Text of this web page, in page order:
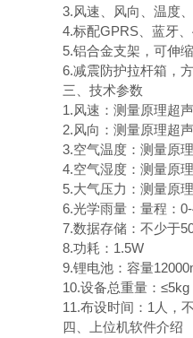
3.风速、风向、温度
4.标配GPRS、蓝牙
5.铝合金支架，可伸缩
6.减震防护拉杆箱，
三、技术参数
1.风速：测量原理超
2.风向：测量原理超
3.空气温度：测量原
4.空气湿度：测量原
5.大气压力：测量原
6.光学雨量： 量程：
7.数据存储：不少于
8.功耗：1.5W
9.锂电池：容量
10.设备总重量：≤5kg
11.布设时间：1人，
四、上位机软件介绍